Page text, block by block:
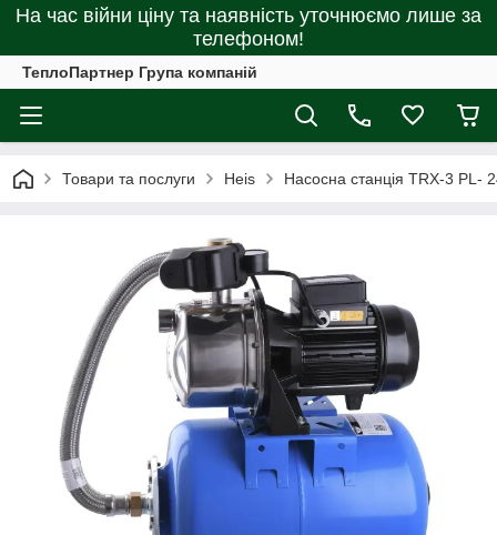
На час війни ціну та наявність уточнюємо лише за
телефоном!
ТеплоПартнер Група компаній
Товари та послуги Heis Насосна станція TRX-3 PL-